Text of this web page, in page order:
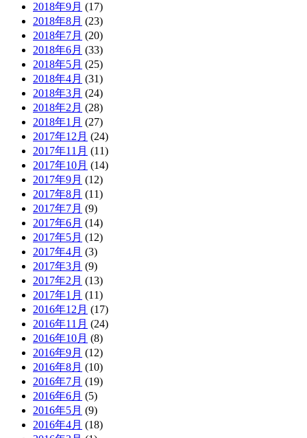
2018年9月 (17)
2018年8月 (23)
2018年7月 (20)
2018年6月 (33)
2018年5月 (25)
2018年4月 (31)
2018年3月 (24)
2018年2月 (28)
2018年1月 (27)
2017年12月 (24)
2017年11月 (11)
2017年10月 (14)
2017年9月 (12)
2017年8月 (11)
2017年7月 (9)
2017年6月 (14)
2017年5月 (12)
2017年4月 (3)
2017年3月 (9)
2017年2月 (13)
2017年1月 (11)
2016年12月 (17)
2016年11月 (24)
2016年10月 (8)
2016年9月 (12)
2016年8月 (10)
2016年7月 (19)
2016年6月 (5)
2016年5月 (9)
2016年4月 (18)